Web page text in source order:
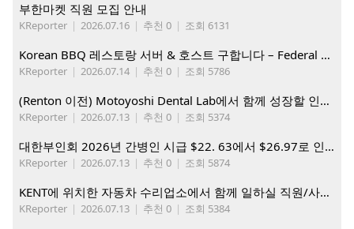
부한마켓 직원 모집 안내
KReporter | 2026.07.16 | 추천 0 | 조회 6131
Korean BBQ 레스토랑 서버 & 호스트 구합니다 – Federal Way & Tacoma $45-$60/hr (server), $21-23/hr (Host)
KReporter | 2026.07.14 | 추천 0 | 조회 5786
(Renton 이전) Motoyoshi Dental Lab에서 함께 성장할 인재를 모십니다.
KReporter | 2026.07.13 | 추천 0 | 조회 5374
대한부인회 2026년 간병인 시급 $22. 63에서 $26.97로 인상. 지금 간병인들을 모집합니다
KReporter | 2026.07.13 | 추천 0 | 조회 5874
KENT에 위치한 자동차 수리업소에서 함께 일하실 직원/사무직원 구합니다.
KReporter | 2026.07.13 | 추천 0 | 조회 5384